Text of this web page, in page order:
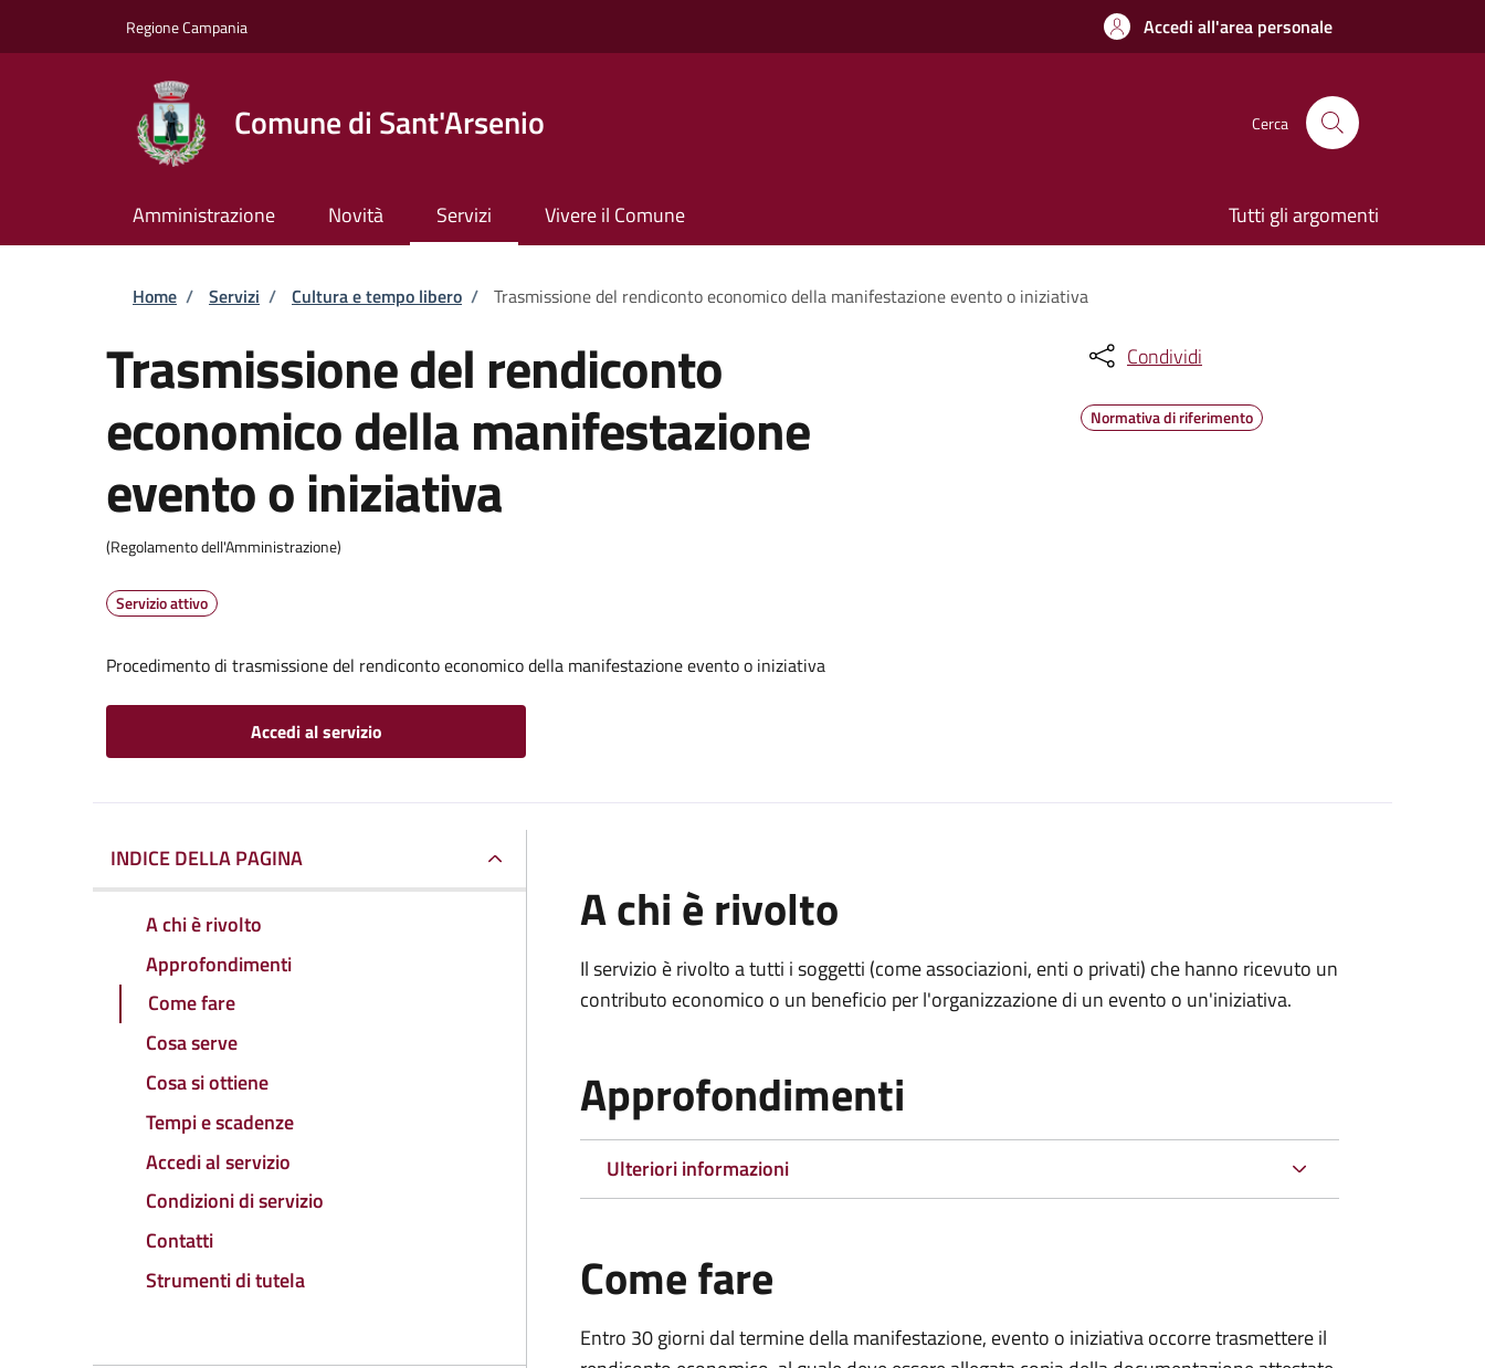
Regione Campania Accedi all'area personale
Comune di Sant'Arsenio Cerca
Amministrazione Novità Servizi Vivere il Comune Tutti gli argomenti
Briciole di pane
Home / Servizi / Cultura e tempo libero / Trasmissione del rendiconto economico della manifestazione evento o iniziativa
Trasmissione del rendiconto
economico della manifestazione
evento o iniziativa
(Regolamento dell'Amministrazione)
Servizio attivo
Procedimento di trasmissione del rendiconto economico della manifestazione evento o iniziativa
Accedi al servizio
Condividi
Normativa di riferimento
INDICE DELLA PAGINA
A chi è rivolto
Approfondimenti
Come fare
Cosa serve
Cosa si ottiene
Tempi e scadenze
Accedi al servizio
Condizioni di servizio
Contatti
Strumenti di tutela
A chi è rivolto
Il servizio è rivolto a tutti i soggetti (come associazioni, enti o privati) che hanno ricevuto un
contributo economico o un beneficio per l'organizzazione di un evento o un'iniziativa.
Approfondimenti
Ulteriori informazioni
Come fare
Entro 30 giorni dal termine della manifestazione, evento o iniziativa occorre trasmettere il